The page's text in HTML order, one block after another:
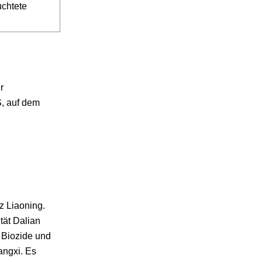
auf dem
Liaoning.
Dalian
und
Es